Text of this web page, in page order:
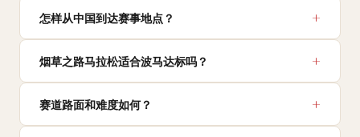
怎样从中国到达赛事地点？
烟草之路马拉松适合波马达标吗？
赛道路面和难度如何？